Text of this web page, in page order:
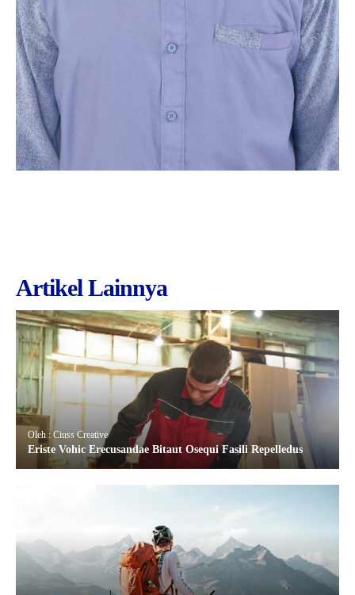
Artikel Lainnya
Oleh : Ciuss Creative
Eriste Vohic Erecusandae Bitaut Osequi Fasili Repelledus